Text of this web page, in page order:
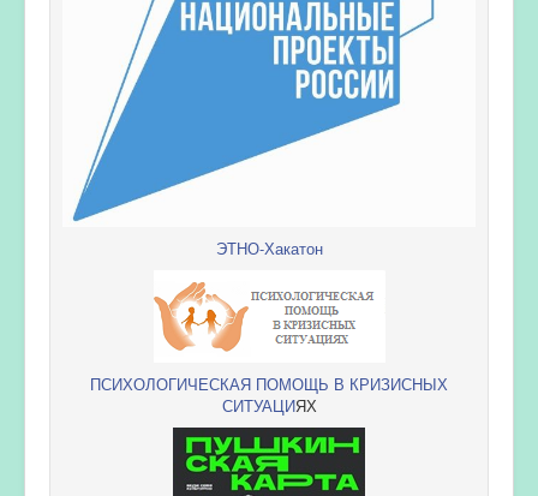
ЭТНО-Хакатон
ПСИХОЛОГИЧЕСКАЯ ПОМОЩЬ В КРИЗИСНЫХ
СИТУАЦИЯХ